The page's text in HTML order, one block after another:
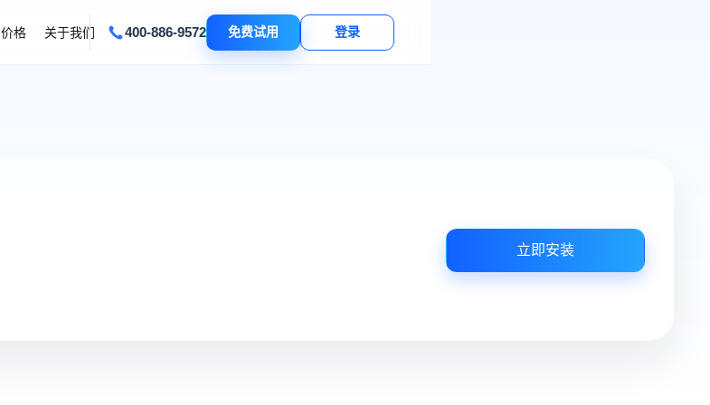
价格 关于我们 400-886-9572 免费试用 登录
立即安装